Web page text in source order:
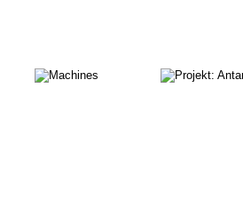
ABOVE THE
SHADOWS
Bigger